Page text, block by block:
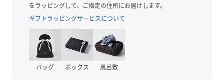
性別タイプ ユニセックス
メイン布地:ポリエステル93%
ポリウレタン7%
補強部分:ナイロン100%
をラッピングして、ご指定の住所にお届けします。
ギフトラッピングサービスについて
バッグ ボックス 風呂敷